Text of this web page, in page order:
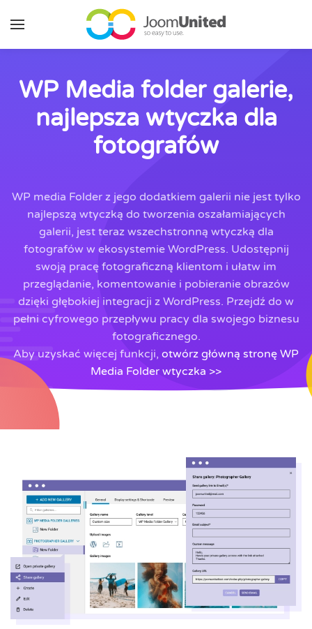
Przejdź do głównej zawartości
WP Media folder galerie,
najlepsza wtyczka dla
fotografów
WP media Folder z jego dodatkiem galerii nie jest tylko
najlepszą wtyczką do tworzenia oszałamiających
galerii, jest teraz wszechstronną wtyczką dla
fotografów w ekosystemie WordPress. Udostępnij
swoją pracę fotograficzną klientom i ułatw im
przeglądanie, komentowanie i pobieranie obrazów
dzięki głębokiej integracji z WordPress. Przejdź do w
pełni cyfrowego przepływu pracy dla swojego biznesu
fotograficznego.
Aby uzyskać więcej funkcji, otwórz główną stronę WP
Media Folder wtyczka >>